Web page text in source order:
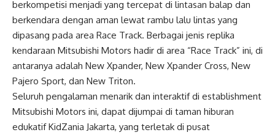
berkompetisi menjadi yang tercepat di lintasan balap dan
berkendara dengan aman lewat rambu lalu lintas yang
dipasang pada area Race Track. Berbagai jenis replika
kendaraan Mitsubishi Motors hadir di area “Race Track” ini, di
antaranya adalah New Xpander, New Xpander Cross, New
Pajero Sport, dan New Triton.
Seluruh pengalaman menarik dan interaktif di establishment
Mitsubishi Motors ini, dapat dijumpai di taman hiburan
edukatif KidZania Jakarta, yang terletak di pusat